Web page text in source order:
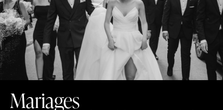
Mariages